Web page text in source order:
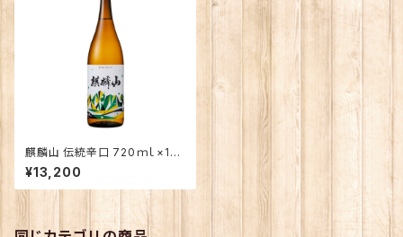
麒麟山 伝統辛口 720ｍｌ×12
本（1ケース）
¥13,200